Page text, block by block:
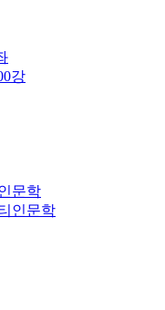
강
문학
인문학